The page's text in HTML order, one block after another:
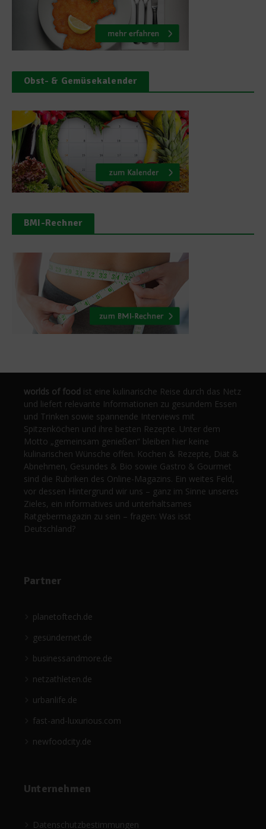
Obst- & Gemüsekalender
BMI-Rechner
worlds of food ist eine kulinarische Reise durch das Netz
und liefert relevante Informationen zu gesundem Essen
und Trinken sowie spannende Interviews mit
Spitzenköchen und ihre besten Rezepte. Unter dem
Motto „gemeinsam genießen“ bleiben hier keine
kulinarischen Wünsche offen. Kochen & Rezepte, Diät &
Abnehmen, Gesundes & Bio sowie Gastro & Gourmet
sind die Rubriken des Online-Magazins. Ein weites Feld,
vor dessen Hintergrund wir uns – ganz im Sinne unseres
Zieles, ein informatives und unterhaltsames
Ratgebermagazin zu sein – fragen: Was isst
Deutschland?
Partner
planetoftech.de
gesündernet.de
businessandmore.de
netzathleten.de
urbanlife.de
fast-and-luxurious.com
newfoodcity.de
Unternehmen
Datenschutzbestimmungen